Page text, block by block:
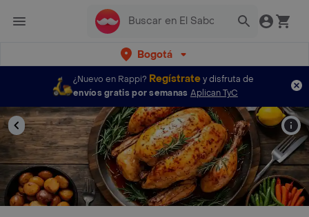
Bogotá
¿Nuevo en Rappi? Regístratey disfruta de
envíos gratis por semanas Aplican TyC